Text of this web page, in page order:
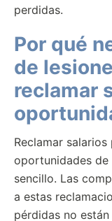
perdidas.
Por qué
de
reclamar
Reclamar
oportunidades de
sencillo. Las
a estas
pérdidas no